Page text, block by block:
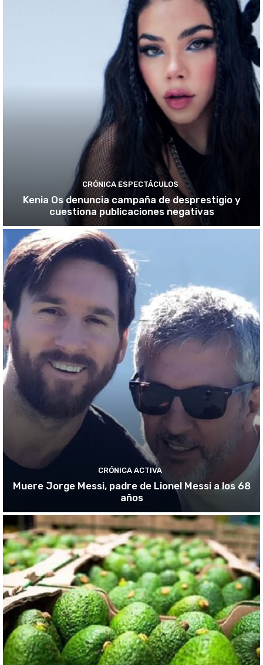
CRÓNICA ESPECTÁCULOS
Kenia Os denuncia campaña de desprestigio y
cuestiona publicaciones negativas
CRÓNICA ACTIVA
Muere Jorge Messi, padre de Lionel Messi a los 68
años